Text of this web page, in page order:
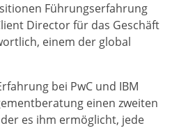
Führungserfahrung
Director für das Geschäft
einem der global
bei PwC und IBM
einen zweiten
es ihm ermöglicht, jede